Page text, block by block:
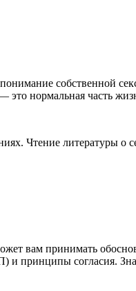
имание собственной
это нормальная часть
Чтение литературы о
вам принимать
принципы согласия.